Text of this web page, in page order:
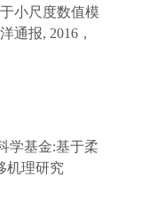
小尺度数值模
通报, 2016，
学基金:基于柔
机理研究